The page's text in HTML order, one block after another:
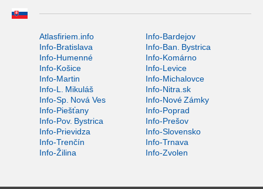
Atlasfiriem.info
Info-Bardejov
Info-Bratislava
Info-Ban. Bystrica
Info-Humenné
Info-Komárno
Info-Košice
Info-Levice
Info-Martin
Info-Michalovce
Info-L. Mikuláš
Info-Nitra.sk
Info-Sp. Nová Ves
Info-Nové Zámky
Info-Piešťany
Info-Poprad
Info-Pov. Bystrica
Info-Prešov
Info-Prievidza
Info-Slovensko
Info-Trenčín
Info-Trnava
Info-Žilina
Info-Zvolen